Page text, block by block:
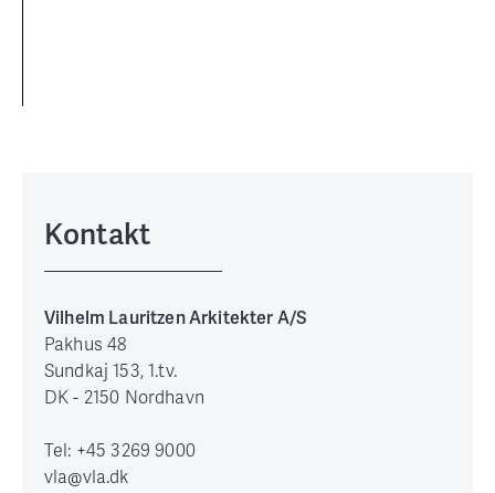
Kontakt
Vilhelm Lauritzen Arkitekter A/S
Pakhus 48
Sundkaj 153, 1.tv.
DK - 2150 Nordhavn
Tel: +45 3269 9000
vla@vla.dk